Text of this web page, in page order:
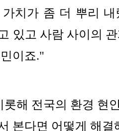
가치가 좀 더 뿌리
있고 사람 사이의
이죠."
해 전국의 환경 현
본다면 어떻게 해